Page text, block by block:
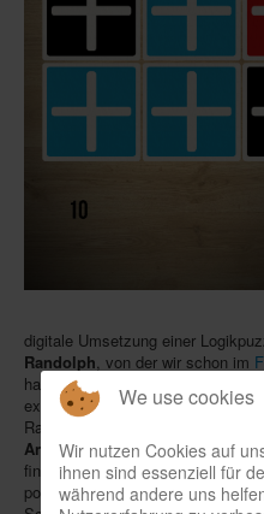
Köpfe-Heads
Preise-Awards
Branchen-/
Interviews
Archivierte
digitale Umsetzung einer
Randolph, von der wir schon im
hatten die Publisher
externe Meinungen zum
Rahmen eines "Soft Launch" die
Anspielenim Browser auf
findet, kann auch etwasgewinnen
postet (Blog) oder mailt als einer
We use cookies
Wir nutzen Cookies auf
ihnen sind essenziell für
während andere uns